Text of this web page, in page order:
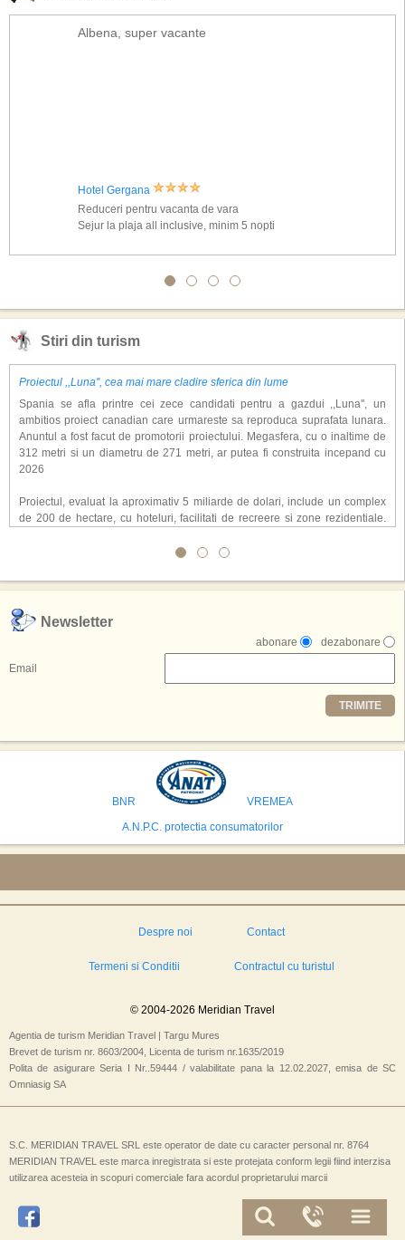
Albena, super vacante
Hotel Gergana
Reduceri pentru vacanta de vara
Sejur la plaja all inclusive, minim 5 nopti
Stiri din turism
Proiectul ,,Luna'', cea mai mare cladire sferica din lume
Spania se afla printre cei zece candidati pentru a gazdui ,,Luna'', un
ambitios proiect canadian care urmareste sa reproduca suprafata lunara.
Anuntul a fost facut de promotorii proiectului. Megasfera, cu o inaltime de
312 metri si un diametru de 271 metri, ar putea fi construita incepand cu
2026
Proiectul, evaluat la aproximativ 5 miliarde de dolari, include un complex
de 200 de hectare, cu hoteluri, facilitati de recreere si zone rezidentiale.
atragerea a pana la 10 milioane de turisti anual. �Luna� ar putea deveni
exclusiv simularea suprafetei lunare.
,,Credem ca exista sanse mari sa anuntam nu doar o locatie, ci poate mai
multe'', a declarat Michael R. Henderson, cofondator al Moon World
Resorts, citat de Gulf News. Potrivit acestuia, 2026 ar putea deveni un an
decisiv pentru reali zarea proiectului.
Printre celelalte tari care concureaza pentru a gazdui aceasta constructie
se numara Australia, Brazilia, China, Egipt, India, Polonia, Thailanda,
avea cele mai mari sanse de a castiga licitatia. Totusi, Spania, care se
preconizeaza ca va deveni a doua cea mai vizitata tara din lume in 2025,
isi bazeaza oferta pe infrastructura turistica solida si capacitatea hoteliera."
Newsletter
dezabonare
abonare
Email
TRIMITE
BNR
VREMEA
A.N.P.C. protectia consumatorilor
Despre noi Contact
Termeni si Conditii Contractul cu turistul
© 2004-2026 Meridian Travel
Agentia de turism Meridian Travel | Targu Mures
Brevet de turism nr. 8603/2004, Licenta de turism nr.1635/2019
Polita de asigurare Seria I Nr..59444 / valabilitate pana la 12.02.2027, emisa de SC
Omniasig SA
S.C. MERIDIAN TRAVEL SRL este operator de date cu caracter personal nr. 8764
MERIDIAN TRAVEL este marca inregistrata si este protejata conform legii fiind interzisa
utilizarea acesteia in scopuri comerciale fara acordul proprietarului marcii